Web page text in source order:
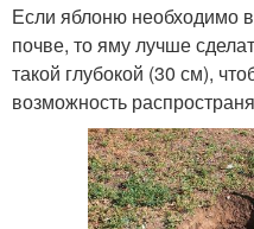
Если яблоню необходимо
почве, то яму лучше
такой глубокой (30 см),
возможность